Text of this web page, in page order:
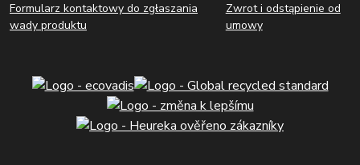
Formularz kontaktowy do zgłaszania
wady produktu
Zwrot i odstąpienie od
umowy